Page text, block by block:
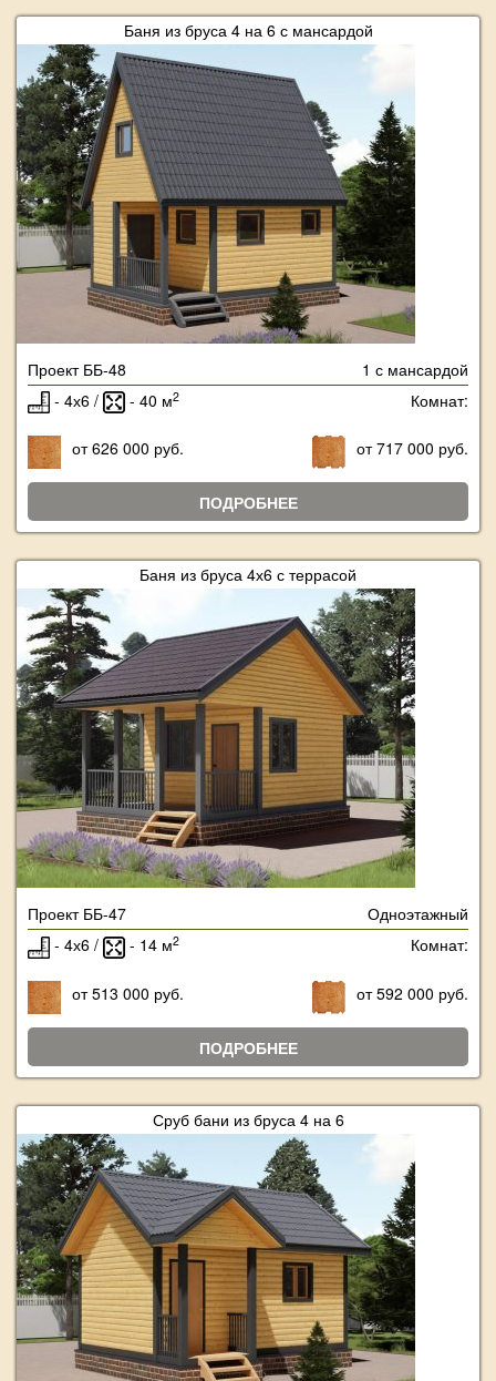
Баня из бруса 4 на 6 с мансардой
Проект ББ-48
1 с мансардой
- 4х6 /
- 40 м2 Комнат:
от 626 000 руб. от 717 000 руб.
ПОДРОБНЕЕ
Баня из бруса 4х6 с террасой
Проект ББ-47
Одноэтажный
- 4х6 /
- 14 м2 Комнат:
от 513 000 руб. от 592 000 руб.
ПОДРОБНЕЕ
Сруб бани из бруса 4 на 6